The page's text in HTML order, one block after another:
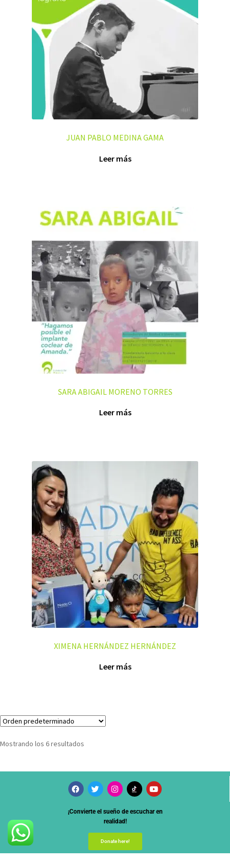
JUAN PABLO MEDINA GAMA
Leer más
SARA ABIGAIL MORENO TORRES
Leer más
XIMENA HERNÁNDEZ HERNÁNDEZ
Leer más
Mostrando los 6 resultados
¡Convierte el sueño de escuchar en
realidad!
Donate here!